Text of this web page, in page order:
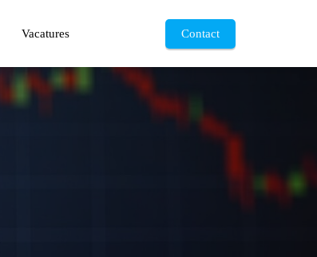
Vacatures Contact